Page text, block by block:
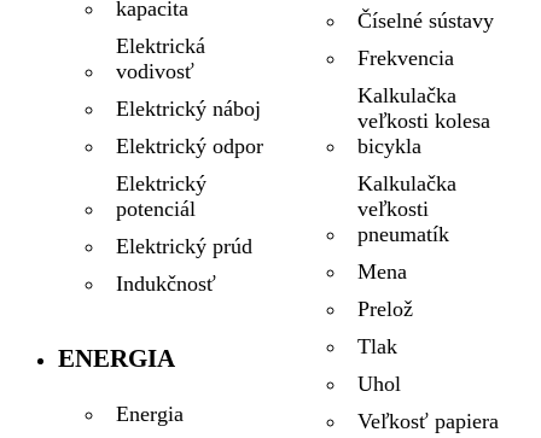
kapacita
Elektrická
vodivosť
Elektrický náboj
Elektrický odpor
Elektrický
potenciál
Elektrický prúd
Indukčnosť
ENERGIA
Energia
Číselné sústavy
Frekvencia
Kalkulačka
veľkosti kolesa
bicykla
Kalkulačka
veľkosti
pneumatík
Mena
Prelož
Tlak
Uhol
Veľkosť papiera